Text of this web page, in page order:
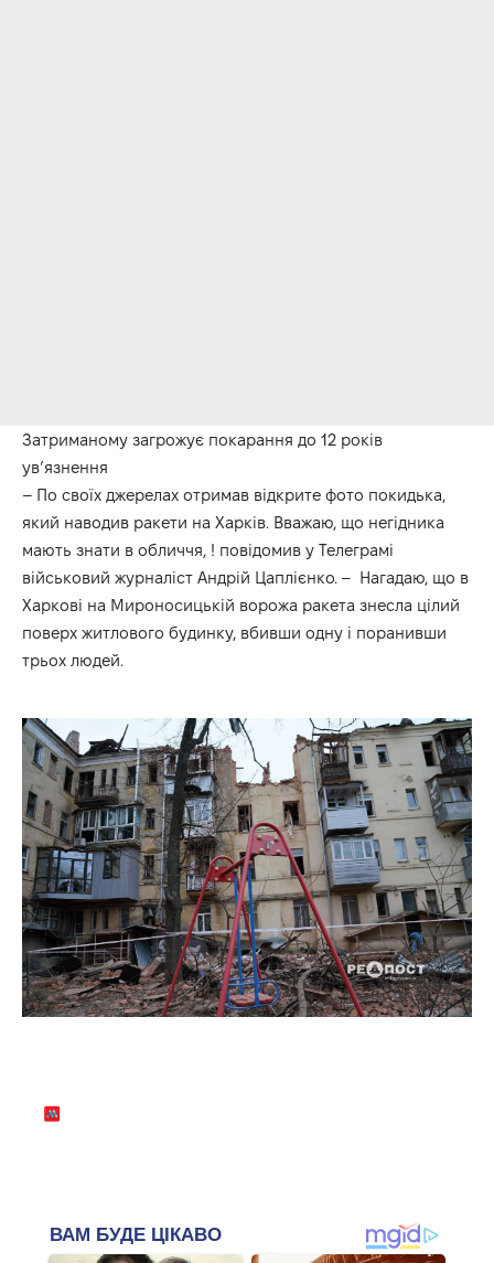
Затриманому загрожує покарання до 12 років
ув’язнення
– По своїх джерелах отримав відкрите фото покидька,
який наводив ракети на Харків. Вважаю, що негідника
мають знати в обличчя, ! повідомив у Телеграмі
військовий журналіст Андрій Цаплієнко. – Нагадаю, що в
Харкові на Мироносицькій ворожа ракета знесла цілий
поверх житлового будинку, вбивши одну і поранивши
трьох людей.